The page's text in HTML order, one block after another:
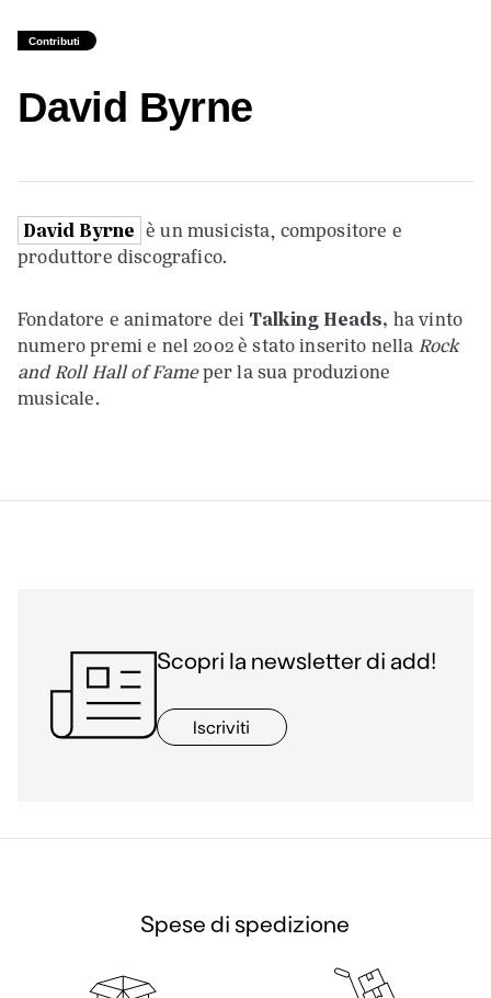
Contributi
David Byrne
David Byrne è un musicista, compositore e
produttore discografico.
Fondatore e animatore dei Talking Heads, ha vinto
numero premi e nel 2002 è stato inserito nella Rock
and Roll Hall of Fameper la sua produzione
musicale.
Scopri la newsletter di add!
Iscriviti
Spese di spedizione